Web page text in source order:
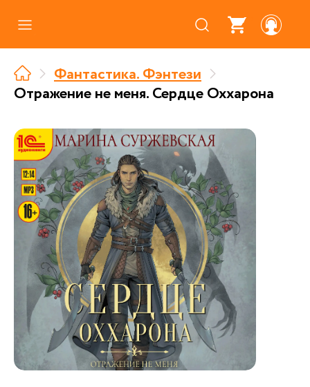
Где купить
О нас
Партнерам
Фантастика. Фэнтези
Отражение не меня. Сердце Оххарона